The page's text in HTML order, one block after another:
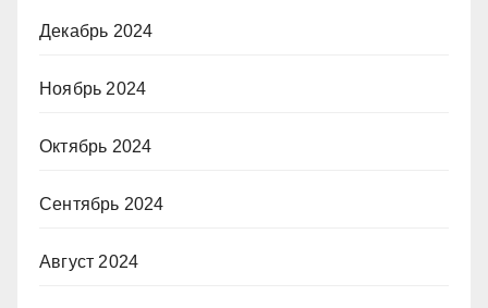
Декабрь 2024
Ноябрь 2024
Октябрь 2024
Сентябрь 2024
Август 2024